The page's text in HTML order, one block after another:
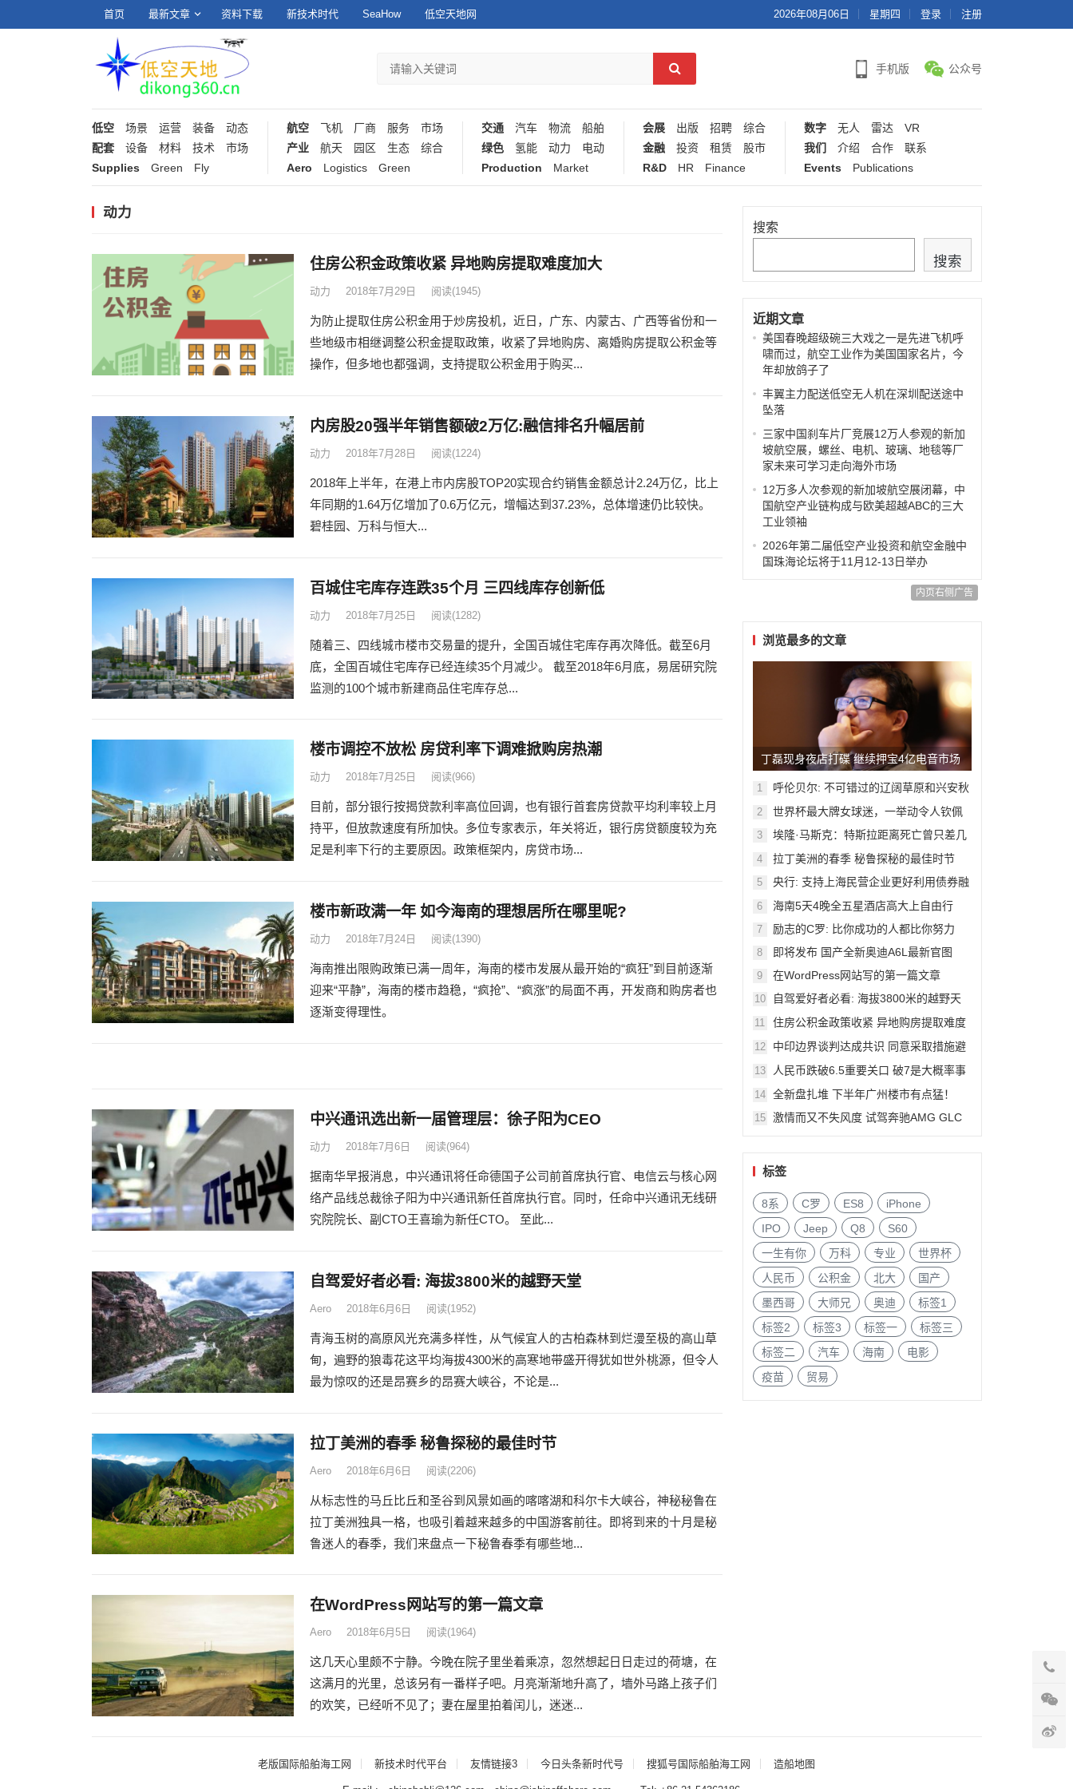
首页 最新文章 资料下载 新技术时代 SeaHow 低空天地网 2026年08月06日 星期四 登录 注册
手机版 公众号
低空 场景 运营 装备
动态
配套
设备 材料 技术
市场
Supplies
Green Fly
航空 飞机 厂商 服务
市场
产业
航天 园区 生态
综合
Aero
Logistics Green
交通 汽车 物流
船舶
绿色
氢能 动力
电动
Production
Market
会展 出版 招聘
综合
金融
投资 租赁
股市
R&D
HR Finance
数字 无人 雷达
VR
我们
介绍 合作
联系
Events
Publications
动力
住房公积金政策收紧 异地购房提取难度加大
动力 2018年7月29日 阅读(1945)
为防止提取住房公积金用于炒房投机，近日，广东、内蒙古、广西等省份和一
些地级市相继调整公积金提取政策，收紧了异地购房、离婚购房提取公积金等
操作，但多地也都强调，支持提取公积金用于购买...
内房股20强半年销售额破2万亿:融信排名升幅居前
动力 2018年7月28日 阅读(1224)
2018年上半年，在港上市内房股TOP20实现合约销售金额总计2.24万亿，比上
年同期的1.64万亿增加了0.6万亿元，增幅达到37.23%，总体增速仍比较快。
碧桂园、万科与恒大...
百城住宅库存连跌35个月 三四线库存创新低
动力 2018年7月25日 阅读(1282)
随着三、四线城市楼市交易量的提升，全国百城住宅库存再次降低。截至6月
底，全国百城住宅库存已经连续35个月减少。 截至2018年6月底，易居研究院
监测的100个城市新建商品住宅库存总...
楼市调控不放松 房贷利率下调难掀购房热潮
动力 2018年7月25日 阅读(966)
目前，部分银行按揭贷款利率高位回调，也有银行首套房贷款平均利率较上月
持平，但放款速度有所加快。多位专家表示，年关将近，银行房贷额度较为充
足是利率下行的主要原因。政策框架内，房贷市场...
楼市新政满一年 如今海南的理想居所在哪里呢?
动力 2018年7月24日 阅读(1390)
海南推出限购政策已满一周年，海南的楼市发展从最开始的“疯狂”到目前逐渐
迎来“平静”，海南的楼市趋稳，“疯抢”、“疯涨”的局面不再，开发商和购房者也
逐渐变得理性。
中兴通讯选出新一届管理层：徐子阳为CEO
动力 2018年7月6日 阅读(964)
据南华早报消息，中兴通讯将任命德国子公司前首席执行官、电信云与核心网
络产品线总裁徐子阳为中兴通讯新任首席执行官。同时，任命中兴通讯无线研
究院院长、副CTO王喜瑜为新任CTO。 至此...
自驾爱好者必看: 海拔3800米的越野天堂
Aero 2018年6月6日 阅读(1952)
青海玉树的高原风光充满多样性，从气候宜人的古柏森林到烂漫至极的高山草
甸，遍野的狼毒花这平均海拔4300米的高寒地带盛开得犹如世外桃源，但令人
最为惊叹的还是昂赛乡的昂赛大峡谷，不论是...
拉丁美洲的春季 秘鲁探秘的最佳时节
Aero 2018年6月6日 阅读(2206)
从标志性的马丘比丘和圣谷到风景如画的喀喀湖和科尔卡大峡谷，神秘秘鲁在
拉丁美洲独具一格，也吸引着越来越多的中国游客前往。即将到来的十月是秘
鲁迷人的春季，我们来盘点一下秘鲁春季有哪些地...
在WordPress网站写的第一篇文章
Aero 2018年6月5日 阅读(1964)
这几天心里颇不宁静。今晚在院子里坐着乘凉，忽然想起日日走过的荷塘，在
这满月的光里，总该另有一番样子吧。月亮渐渐地升高了，墙外马路上孩子们
的欢笑，已经听不见了；妻在屋里拍着闰儿，迷迷...
搜索
搜索
近期文章
美国春晚超级碗三大戏之一是先进飞机呼
啸而过，航空工业作为美国国家名片，今
年却放鸽子了
丰翼主力配送低空无人机在深圳配送途中
坠落
三家中国刹车片厂竞展12万人参观的新加
坡航空展，螺丝、电机、玻璃、地毯等厂
家未来可学习走向海外市场
12万多人次参观的新加坡航空展闭幕，中
国航空产业链构成与欧美超越ABC的三大
工业领袖
2026年第二届低空产业投资和航空金融中
国珠海论坛将于11月12-13日举办
内页右侧广告
浏览最多的文章
丁磊现身夜店打碟 继续押宝4亿电音市场
1
呼伦贝尔: 不可错过的辽阔草原和兴安秋
2 世界杯最大牌女球迷，一举动令人钦佩
3
埃隆·马斯克：特斯拉距离死亡曾只差几
4 拉丁美洲的春季 秘鲁探秘的最佳时节
5
央行: 支持上海民营企业更好利用债券融
6 海南5天4晚全五星酒店高大上自由行
7 励志的C罗: 比你成功的人都比你努力
8 即将发布 国产全新奥迪A6L最新官图
9 在WordPress网站写的第一篇文章
10
自驾爱好者必看: 海拔3800米的越野天
11
住房公积金政策收紧 异地购房提取难度
12
中印边界谈判达成共识 同意采取措施避
13
人民币跌破6.5重要关口 破7是大概率事
14 全新盘扎堆 下半年广州楼市有点猛！
15
激情而又不失风度 试驾奔驰AMG GLC
标签
8系 C罗 ES8
iPhone
IPO
Jeep Q8
S60
一生有你
万科 专业
世界杯
人民币
公积金 北大
国产
墨西哥
大师兄 奥迪
标签1
标签2
标签3 标签一
标签三
标签二
汽车 海南
电影
疫苗
贸易
老版国际船舶海工网 新技术时代平台 友情链接3 今日头条新时代号 搜狐号国际船舶海工网 造船地图